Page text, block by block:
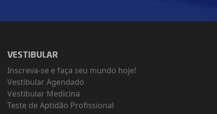
VESTIBULAR
Inscreva-se e faça seu mundo hoje!
Vestibular Agendado
Vestibular Medicina
Teste de Aptidão Profissional